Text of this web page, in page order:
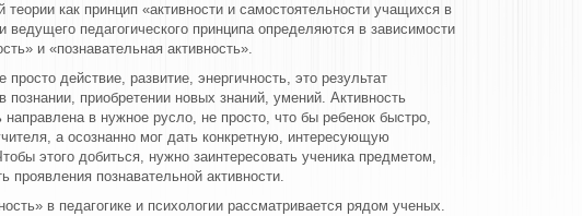
теории как принцип «активности и самостоятельности учащихся в
ведущего педагогического принципа определяются в зависимости
и «познавательная активность».
просто действие, развитие, энергичность, это результат
познании, приобретении новых знаний, умений. Активность
в нужное русло, не просто, что бы ребенок быстро,
а осознанно мог дать конкретную, интересующую
этого добиться, нужно заинтересовать ученика предметом,
проявления познавательной активности.
в педагогике и психологии рассматривается рядом ученых.